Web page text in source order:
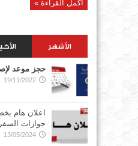
أكمل القراءة »
الأشهر
حجز موعد
19/11/2022
اعلان هام
جوازات السفر
13/05/2024